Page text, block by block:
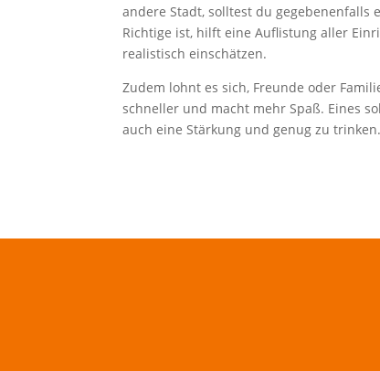
andere Stadt, solltest du
Richtige ist, hilft eine Auflistung aller
realistisch einschätzen.
Zudem lohnt es sich, Freunde oder
schneller und macht mehr Spaß. Eines
auch eine Stärkung und genug zu trinken.